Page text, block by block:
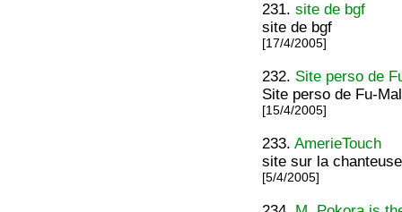
231.site de bgf
site de bgf
[17/4/2005]
232. Site perso de
Site perso de Fu-
[15/4/2005]
233.AmerieTouch
site sur la
[5/4/2005]